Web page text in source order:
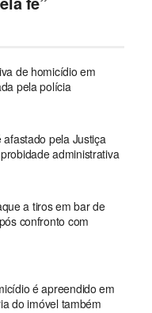
de homicídio em
pela polícia
pela Justiça
administrativa
a tiros em bar de
confronto com
é apreendido em
do imóvel também